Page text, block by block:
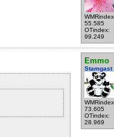
55.585
OTindex:
99.249
Emmo
Stamgast
73.605
OTindex:
28.969